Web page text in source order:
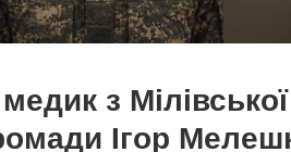
з Мілівської
Ігор